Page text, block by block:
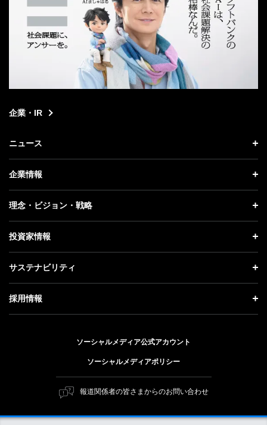
企業・IR
ニュース
ニュース トップ
プレスリリース
更新情報
記者説明会
企業情報
企業情報 トップ
社長メッセージ
事業紹介
ガバナンス
理念・ビジョン・戦略
理念・ビジョン・戦略 トップ
成長戦略「Activate AI for Society」
人材戦略
投資家情報
投資家情報 トップ
経営方針
個人投資家の皆さまへ
株式と社債について
サステナビリティ
サステナビリティ トップ
トップメッセージ
ESG方針・体制
マテリアリティ（重要課題）
ESGの主な取り組み
採用情報
障がい者採用
ソフトバンク クルー採用
ソーシャルメディア公式アカウント
ソーシャルメディアポリシー
報道関係者の皆さまからのお問い合わせ